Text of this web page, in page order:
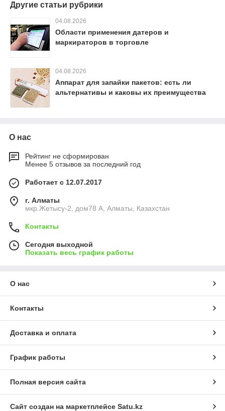
Другие статьи рубрики
04.08.2026
Области применения датеров и
маркираторов в торговле
04.08.2026
Аппарат для запайки пакетов: есть ли
альтернативы и каковы их преимущества
О нас
Рейтинг не сформирован
Менее 5 отзывов за последний год
Работает с 12.07.2017
г. Алматы
мкр.Жетысу-2, дом78 А, Алматы, Казахстан
Контакты
Сегодня выходной
Показать весь график работы
О нас
Контакты
Доставка и оплата
График работы
Полная версия сайта
Сайт создан на маркетплейсе Satu.kz